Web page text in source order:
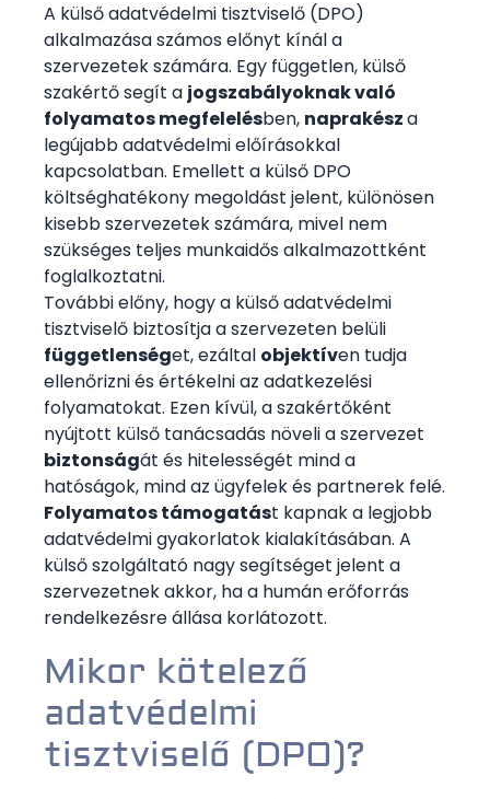
A külső adatvédelmi tisztviselő (DPO)
alkalmazása számos előnyt kínál a
szervezetek számára. Egy független, külső
szakértő segít a jogszabályoknak való
folyamatos megfelelésben, naprakésza
legújabb adatvédelmi előírásokkal
kapcsolatban. Emellett a külső DPO
költséghatékony megoldást jelent, különösen
kisebb szervezetek számára, mivel nem
szükséges teljes munkaidős alkalmazottként
foglalkoztatni.
További előny, hogy a külső adatvédelmi
tisztviselő biztosítja a szervezeten belüli
függetlenséget, ezáltal objektíven tudja
ellenőrizni és értékelni az adatkezelési
folyamatokat. Ezen kívül, a szakértőként
nyújtott külső tanácsadás növeli a szervezet
biztonságát és hitelességét mind a
hatóságok, mind az ügyfelek és partnerek felé.
Folyamatos támogatást kapnak a legjobb
adatvédelmi gyakorlatok kialakításában. A
külső szolgáltató nagy segítséget jelent a
szervezetnek akkor, ha a humán erőforrás
rendelkezésre állása korlátozott.
Mikor kötelező
adatvédelmi
tisztviselő (DPO)?